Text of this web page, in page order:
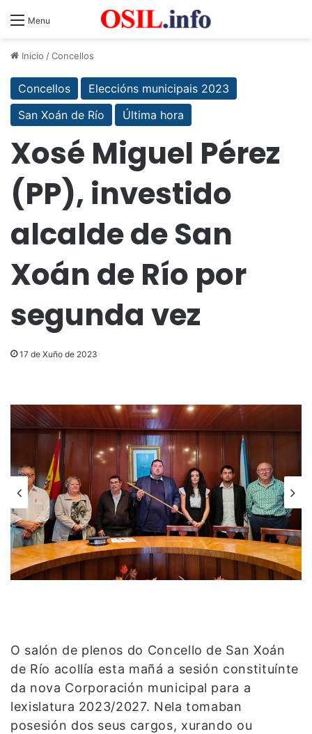
Menu
Inicio /Concellos
Concellos
Eleccións municipais 2023
San Xoán de Río
Última hora
Xosé Miguel Pérez
(PP), investido
alcalde de San
Xoán de Río por
segunda vez
17 de Xuño de 2023
O salón de plenos do Concello de San Xoán
de Río acollía esta mañá a sesión constituínte
da nova Corporación municipal para a
lexislatura 2023/2027. Nela tomaban
posesión dos seus cargos, xurando ou